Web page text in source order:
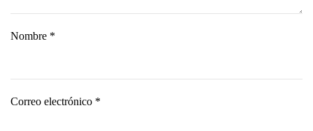
Nombre *
Correo electrónico *